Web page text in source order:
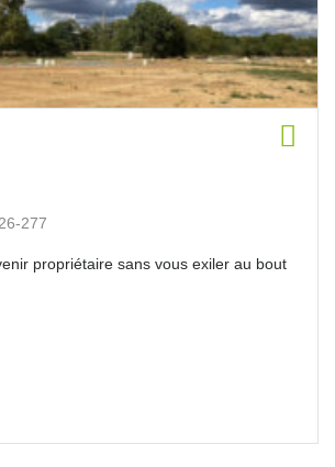
277
propriétaire sans vous exiler au bout